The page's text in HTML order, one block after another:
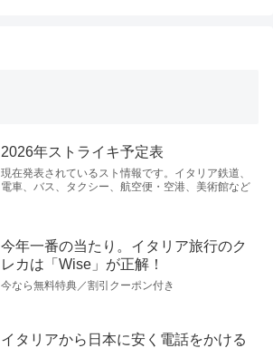
2026年ストライキ予定表
現在発表されているスト情報です。イタリア鉄道、
電車、バス、タクシー、航空便・空港、美術館など
今年一番の当たり。イタリア旅行のク
レカは「Wise」が正解！
今なら無料特典／割引クーポン付き
イタリアから日本に安く電話をかける